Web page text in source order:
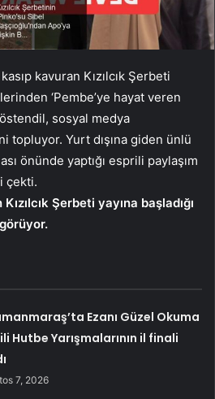
kavuran Kızılcık Şerbeti
‘Pembe’ye hayat veren
sosyal medya
topluyor. Yurt dışına giden ünlü
önünde yaptığı esprili paylaşım
çekti.
Şerbeti yayına başladığı
Ezanı Güzel Okuma
Hutbe Yarışmalarının il finali
7, 2026